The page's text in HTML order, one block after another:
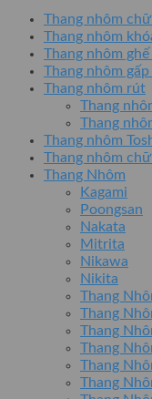
Thang nhôm
Thang nhôm
Thang nhôm
Thang nhôm
Thang nhôm rút
Thang
Thang
Thang nhôm
Thang nhôm chữ
Thang Nhôm
Kagami
Poongsan
Nakata
Mitrita
Nikawa
Nikita
Thang
Thang
Thang
Thang
Thang
Thang